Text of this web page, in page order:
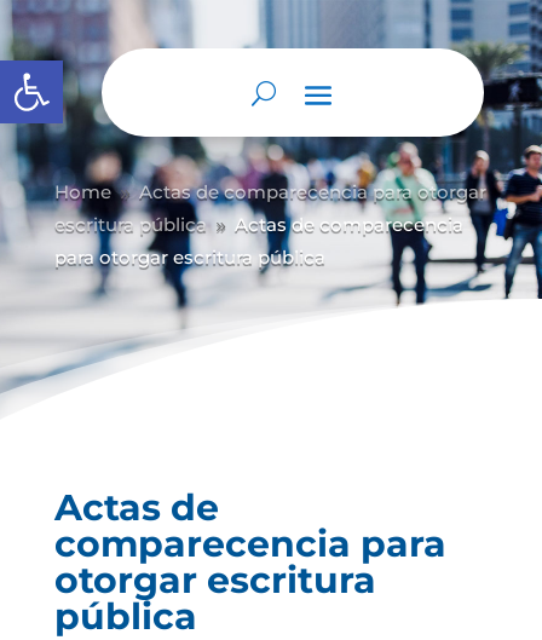
Abrir barra de herramientas
Home 9 Actas de comparecencia para otorgar
escritura pública
9 Actas de comparecencia
para otorgar escritura pública
Actas de
comparecencia para
otorgar escritura
pública